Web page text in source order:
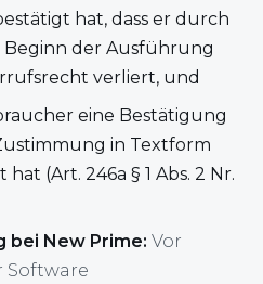
hat, dass er durch
der Ausführung
verliert, und
eine Bestätigung
in Textform
(Art. 246a § 1 Abs. 2 Nr.
bei New Prime: Vor
Software